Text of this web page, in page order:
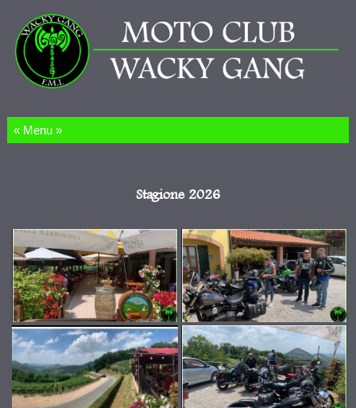
Salta al contenuto
Stagione 2026